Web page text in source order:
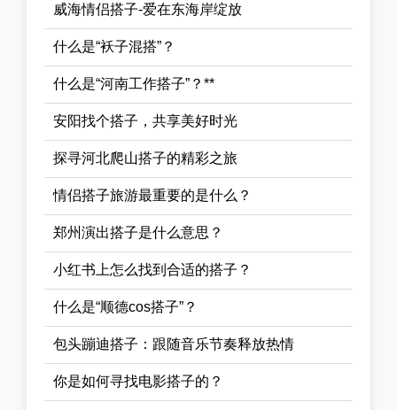
威海情侣搭子-爱在东海岸绽放
什么是“袄子混搭”？
什么是“河南工作搭子”？**
安阳找个搭子，共享美好时光
探寻河北爬山搭子的精彩之旅
情侣搭子旅游最重要的是什么？
郑州演出搭子是什么意思？
小红书上怎么找到合适的搭子？
什么是“顺德cos搭子”？
包头蹦迪搭子：跟随音乐节奏释放热情
你是如何寻找电影搭子的？